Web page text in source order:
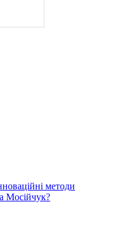
методи
Мосійчук?